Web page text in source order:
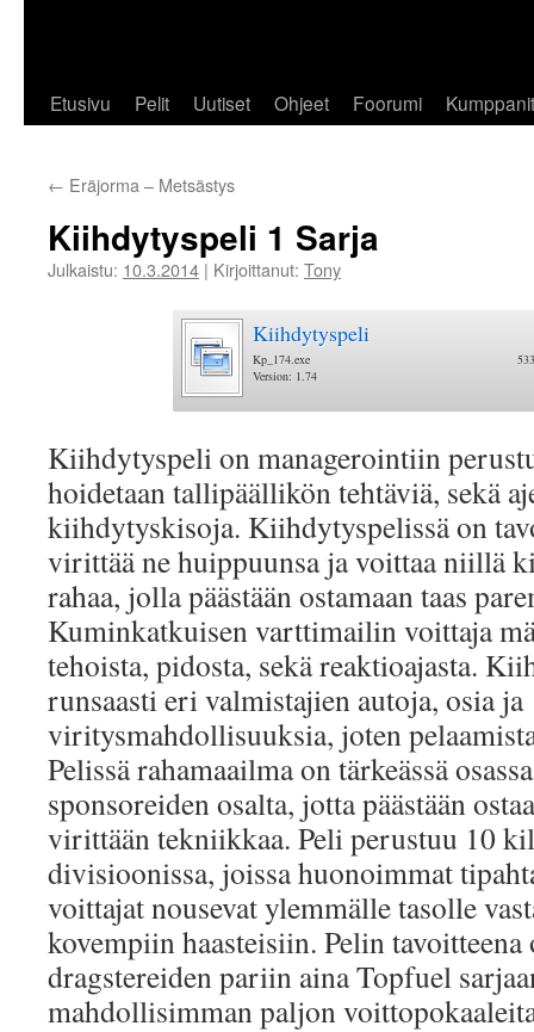
Etusivu Pelit Uutiset Ohjeet Foorumi Kumppanit
← Eräjorma – Metsästys
Kiihdytyspeli 1 Sarja
Julkaistu: 10.3.2014 | Kirjoittanut: Tony
Kiihdytyspeli
Kp_174.exe
Version: 1.74
Kiihdytyspeli on managerointiin
hoidetaan tallipäällikön tehtäviä, sekä
kiihdytyskisoja. Kiihdytyspelissä on
virittää ne huippuunsa ja voittaa niillä
rahaa, jolla päästään ostamaan taas
Kuminkatkuisen varttimailin voittaja
tehoista, pidosta, sekä reaktioajasta.
runsaasti eri valmistajien autoja, osia ja
viritysmahdollisuuksia, joten
Pelissä rahamaailma on tärkeässä
sponsoreiden osalta, jotta päästään
virittään tekniikkaa. Peli perustuu 10
divisioonissa, joissa huonoimmat
voittajat nousevat ylemmälle tasolle
kovempiin haasteisiin. Pelin
dragstereiden pariin aina Topfuel
mahdollisimman paljon